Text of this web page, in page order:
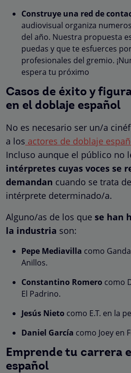
Construye una red de
audiovisual organiza
del año. Nuestra propuesta
puedas y que te esfuerces
profesionales del gremio.
espera tu próximo
Casos de éxito y
en el doblaje español
No es necesario ser un/a
a los actores de doblaje
Incluso aunque el público no
intérpretes cuyas voces se
demandan cuando se trata
intérprete determinado/a.
Alguno/as de los que se han
la industria son:
Pepe Mediavilla como
Anillos.
Constantino Romero como
El Padrino.
Jesús Nieto como E.T. en la
Daniel García como Joey en
Emprende tu carrera
español